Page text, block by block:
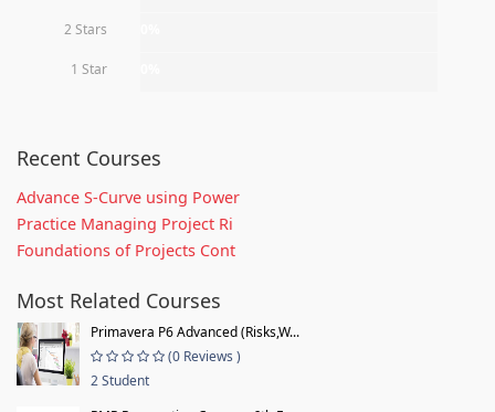
2 Stars
1 Star
Recent Courses
Advance S-Curve using Power
Practice Managing Project Ri
Foundations of Projects Cont
Most Related Courses
Primavera P6 Advanced (Risks,W...
(0 Reviews )
2 Student